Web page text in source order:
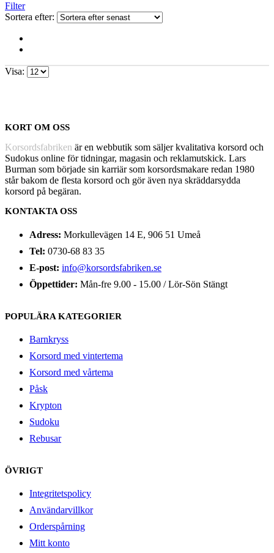
Filter
Sortera efter:
Visa:
KORT OM OSS
Korsordsfabriken är en webbutik som säljer kvalitativa korsord och
Sudokus online för tidningar, magasin och reklamutskick. Lars
Burman som började sin karriär som korsordsmakare redan 1980
står bakom de flesta korsord och gör även nya skräddarsydda
korsord på begäran.
KONTAKTA OSS
Adress: Morkullevägen 14 E, 906 51 Umeå
Tel: 0730-68 83 35
E-post: info@korsordsfabriken.se
Öppettider: Mån-fre 9.00 - 15.00 / Lör-Sön Stängt
POPULÄRA KATEGORIER
Barnkryss
Korsord med vintertema
Korsord med vårtema
Påsk
Krypton
Sudoku
Rebusar
ÖVRIGT
Integritetspolicy
Användarvillkor
Orderspårning
Mitt konto